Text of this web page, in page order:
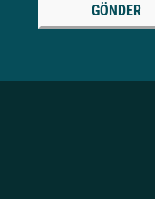
GÖNDER